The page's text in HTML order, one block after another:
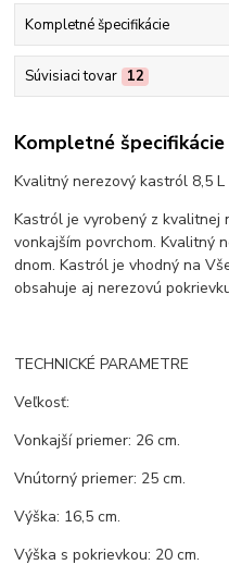
Kompletné špecifikácie
Súvisiaci tovar 12
Kompletné špecifikácie
Kvalitný nerezový kastról 8,5
Kastról je vyrobený z kvalitnej
vonkajším povrchom. Kvalitný
dnom. Kastról je vhodný na
obsahuje aj nerezovú
TECHNICKÉ PARAMETRE
Veľkosť:
Vonkajší priemer: 26 cm.
Vnútorný priemer: 25 cm.
Výška: 16,5 cm.
Výška s pokrievkou: 20 cm.